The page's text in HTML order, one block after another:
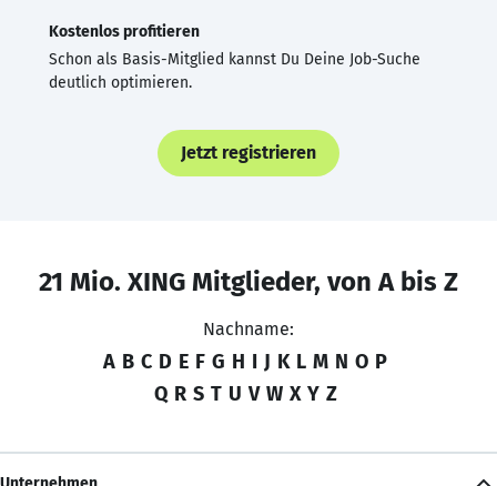
Kostenlos profitieren
Schon als Basis-Mitglied kannst Du Deine Job-Suche
deutlich optimieren.
Jetzt registrieren
21 Mio. XING Mitglieder, von A bis Z
Nachname:
A B C D E F G H I J K L M N O P
Q R S T U V W X Y Z